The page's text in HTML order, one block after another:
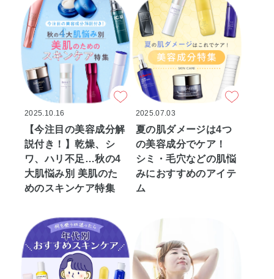
2025.10.16
【今注目の美容成分解
説付き！】乾燥、シ
ワ、ハリ不足…秋の4
大肌悩み別 美肌のた
めのスキンケア特集
2025.07.03
夏の肌ダメージは4つ
の美容成分でケア！
シミ・毛穴などの肌悩
みにおすすめのアイテ
ム